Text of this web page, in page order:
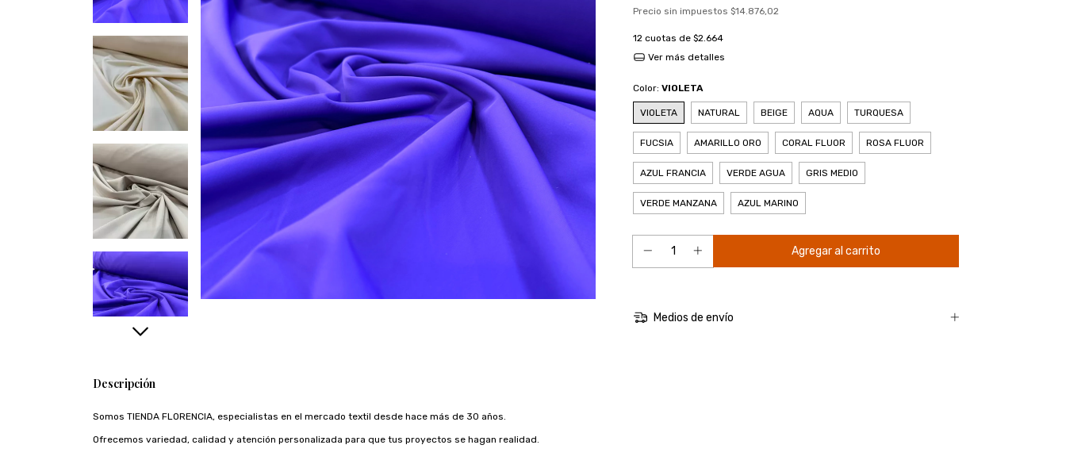
Precio sin impuestos $14.876,02
12 cuotas de $2.664
Ver más detalles
Color: VIOLETA
VIOLETA NATURAL BEIGE AQUA TURQUESA
FUCSIA AMARILLO ORO CORAL FLUOR ROSA FLUOR
AZUL FRANCIA VERDE AGUA GRIS MEDIO
VERDE MANZANA AZUL MARINO
Medios de envío
Descripción
Somos TIENDA FLORENCIA, especialistas en el mercado textil desde hace más de 30 años.
Ofrecemos variedad, calidad y atención personalizada para que tus proyectos se hagan realidad.